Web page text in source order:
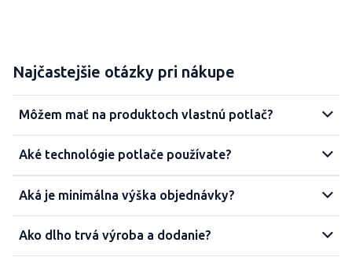
Najčastejšie otázky pri nákupe
Môžem mať na produktoch vlastnú potlač?
Aké technológie potlače používate?
Aká je minimálna výška objednávky?
Ako dlho trvá výroba a dodanie?